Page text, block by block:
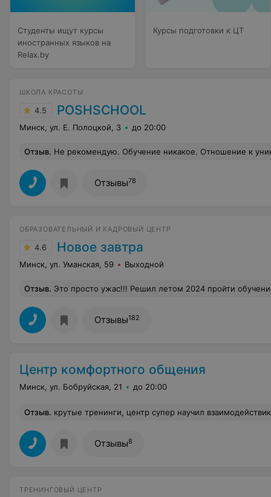
Студенты ищут курсы
иностранных языков на
Relax.by
Курсы подготовки к ЦТ
ШКОЛА КРАСОТЫ
4.5 POSHSCHOOL
Минск, ул. Е. Полоцкой, 3 до 20:00
Отзыв. Не рекомендую. Обучение никакое. Отношение к уникам - отвратительное -
Отзывы78
ОБРАЗОВАТЕЛЬНЫЙ И КАДРОВЫЙ ЦЕНТР
4.6 Новое завтра
Минск, ул. Уманская, 59 Выходной
Отзыв. Это просто ужас!!! Решил летом 2024 пройти обучение по курсу монтаж систем кондиционирования. Пришел, заключил договор, сразу оплатил всю сумму, директор Липская обещала что курсы начнутся в течение полутора недель, но курсы всё не начинались. А началось кормление завтраками. Короче за 2 месяца в течение которых должно было начаться обучение, ничего не началось. Приехал к ним, говорю, хочу расторгнуть договор так как вы не оказываете мне услугу (обучение так и не началось). А мне говорят ,,а где в договоре написано что мы должны его
Отзывы182
Центр комфортного общения
Минск, ул. Бобруйская, 21 до 20:00
Отзыв. крутые тренинги, центр супер научил взаимодействию с окружающими меня людьми (я очень вспыльчивый)хочу выразить
Отзывы8
ТРЕНИНГОВЫЙ ЦЕНТР